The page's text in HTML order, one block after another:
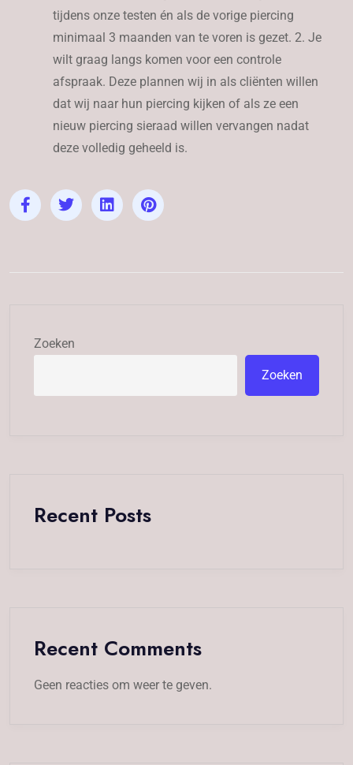
tijdens onze testen én als de vorige piercing
minimaal 3 maanden van te voren is gezet. 2. Je
wilt graag langs komen voor een controle
afspraak. Deze plannen wij in als cliënten willen
dat wij naar hun piercing kijken of als ze een
nieuw piercing sieraad willen vervangen nadat
deze volledig geheeld is.
Zoeken
Zoeken
Recent Posts
Recent Comments
Geen reacties om weer te geven.